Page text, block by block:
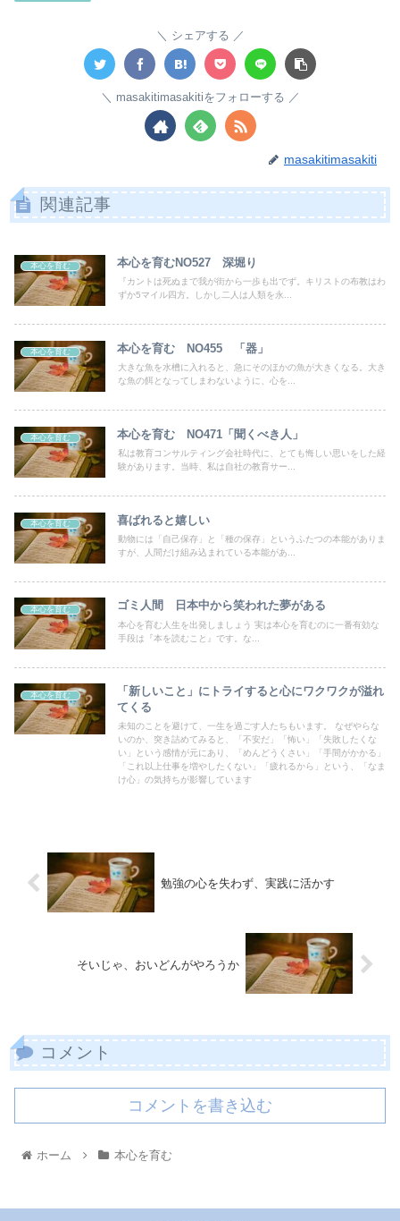
シェアする
masakitimasakitiをフォローする
masakitimasakiti
関連記事
本心を育む 本心を育むNO527 深堀り
『カントは死ぬまで我が街から一歩も出でず。キリストの布教はわ
ずか5マイル四方。しかし二人は人類を永...
本心を育む 本心を育む NO455 「器」
大きな魚を水槽に入れると、急にそのほかの魚が大きくなる。大き
な魚の餌となってしまわないように、心を...
本心を育む 本心を育む NO471「聞くべき人」
私は教育コンサルティング会社時代に、とても悔しい思いをした経
験があります。当時、私は自社の教育サー...
本心を育む 喜ばれると嬉しい
動物には「自己保存」と「種の保存」というふたつの本能がありま
すが、人間だけ組み込まれている本能があ...
本心を育む ゴミ人間 日本中から笑われた夢がある
本心を育む人生を出発しましょう 実は本心を育むのに一番有効な
手段は『本を読むこと』です。な...
本心を育む
「新しいこと」にトライすると心にワクワクが溢れ
てくる
未知のことを避けて、一生を過ごす人たちもいます。 なぜやらな
いのか、突き詰めてみると、「不安だ」「怖い」「失敗したくな
い」という感情が元にあり、「めんどうくさい」「手間がかかる」
「これ以上仕事を増やしたくない」「疲れるから」という、「なま
け心」の気持ちが影響しています
勉強の心を失わず、実践に活かす
そいじゃ、おいどんがやろうか
コメント
コメントを書き込む
ホーム 本心を育む